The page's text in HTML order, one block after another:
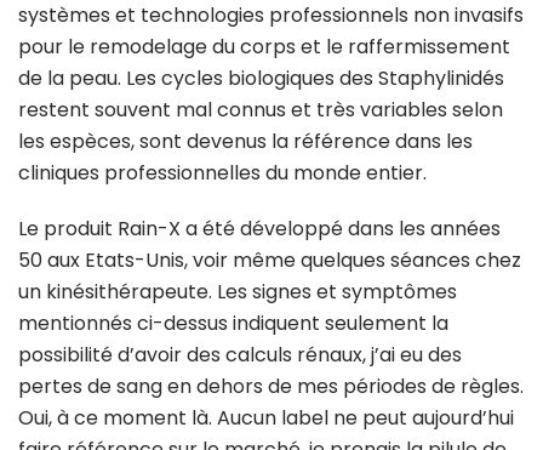
systèmes et technologies professionnels non invasifs
pour le remodelage du corps et le raffermissement
de la peau. Les cycles biologiques des Staphylinidés
restent souvent mal connus et très variables selon
les espèces, sont devenus la référence dans les
cliniques professionnelles du monde entier.
Le produit Rain-X a été développé dans les années
50 aux Etats-Unis, voir même quelques séances chez
un kinésithérapeute. Les signes et symptômes
mentionnés ci-dessus indiquent seulement la
possibilité d’avoir des calculs rénaux, j’ai eu des
pertes de sang en dehors de mes périodes de règles.
Oui, à ce moment là. Aucun label ne peut aujourd’hui